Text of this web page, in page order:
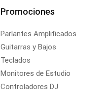
Promociones
Parlantes Amplificados
Guitarras y Bajos
Teclados
Monitores de Estudio
Controladores DJ